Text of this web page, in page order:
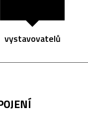
vystavovatelů